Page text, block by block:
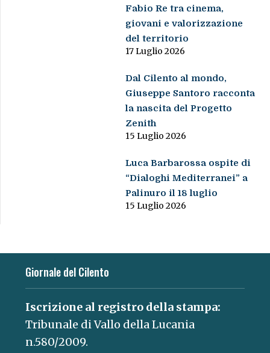
Fabio Re tra cinema,
giovani e valorizzazione
del territorio
17 Luglio 2026
Dal Cilento al mondo,
Giuseppe Santoro racconta
la nascita del Progetto
Zenith
15 Luglio 2026
Luca Barbarossa ospite di
“Dialoghi Mediterranei” a
Palinuro il 18 luglio
15 Luglio 2026
Giornale del Cilento
Iscrizione al registro della stampa:
Tribunale di Vallo della Lucania
n.580/2009.